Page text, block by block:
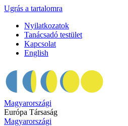
Ugrás a tartalomra
Nyilatkozatok
Tanácsadó testület
Kapcsolat
English
Magyarországi
Európa Társaság
Magyarországi